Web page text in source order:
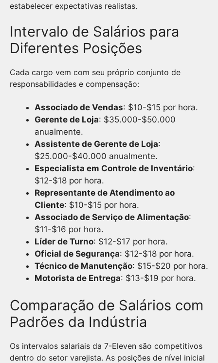
estabelecer expectativas realistas.
Intervalo de Salários para
Diferentes Posições
Cada cargo vem com seu próprio conjunto de
responsabilidades e compensação:
Associado de Vendas: $10-$15 por hora.
Gerente de Loja: $35.000-$50.000
anualmente.
Assistente de Gerente de Loja:
$25.000-$40.000 anualmente.
Especialista em Controle de Inventário:
$12-$18 por hora.
Representante de Atendimento ao
Cliente: $10-$15 por hora.
Associado de Serviço de Alimentação:
$11-$16 por hora.
Líder de Turno: $12-$17 por hora.
Oficial de Segurança: $12-$18 por hora.
Técnico de Manutenção: $15-$20 por hora.
Motorista de Entrega: $13-$19 por hora.
Comparação de Salários com
Padrões da Indústria
Os intervalos salariais da 7-Eleven são competitivos
dentro do setor varejista. As posições de nível inicial